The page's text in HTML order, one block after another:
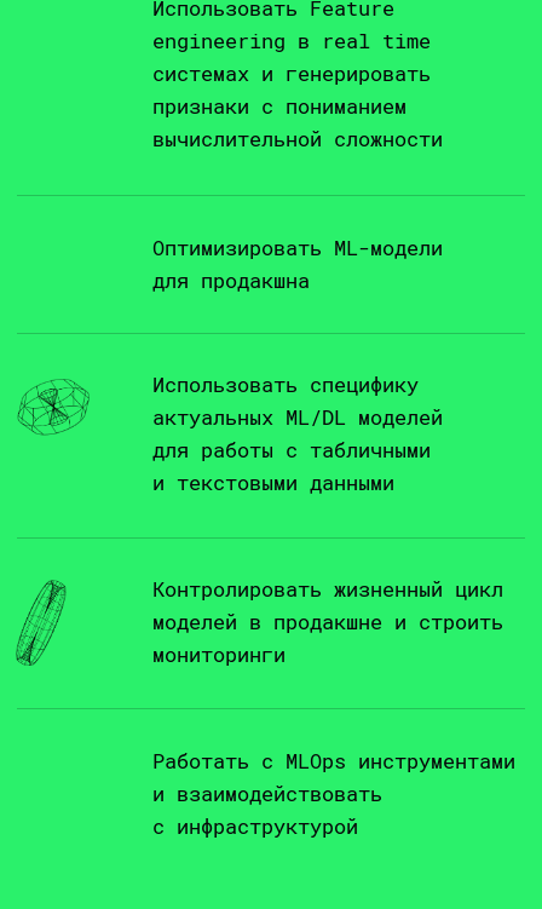
Все ДЗ проверяет преподаватель.
Вопросы можно задавать
на еженедельных online-встречах
Ходишь на Q&A-сеccии
и задаешь вопросы
и другие ученики курса
Общаешься в чате